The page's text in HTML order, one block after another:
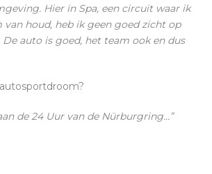
Hier in Spa, een circuit waar ik
van houd, heb ik geen goed zicht op
auto is goed, het team ook en dus
de 24 Uur van de Nürburgring…”